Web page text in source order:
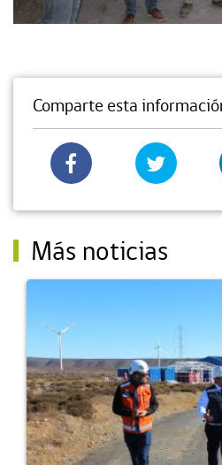
Comparte esta
Más noticias